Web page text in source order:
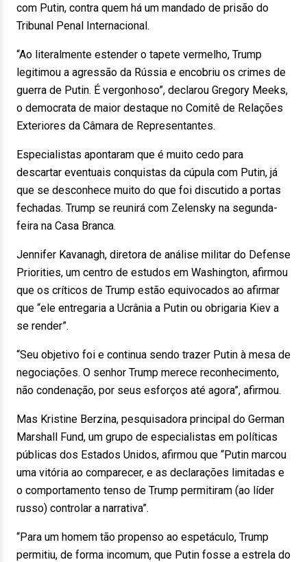
com Putin, contra quem há um mandado de prisão do
Tribunal Penal Internacional.
“Ao literalmente estender o tapete vermelho, Trump
legitimou a agressão da Rússia e encobriu os crimes de
guerra de Putin. É vergonhoso”, declarou Gregory Meeks,
o democrata de maior destaque no Comitê de Relações
Exteriores da Câmara de Representantes.
Especialistas apontaram que é muito cedo para
descartar eventuais conquistas da cúpula com Putin, já
que se desconhece muito do que foi discutido a portas
fechadas. Trump se reunirá com Zelensky na segunda-
feira na Casa Branca.
Jennifer Kavanagh, diretora de análise militar do Defense
Priorities, um centro de estudos em Washington, afirmou
que os críticos de Trump estão equivocados ao afirmar
que “ele entregaria a Ucrânia a Putin ou obrigaria Kiev a
se render”.
“Seu objetivo foi e continua sendo trazer Putin à mesa de
negociações. O senhor Trump merece reconhecimento,
não condenação, por seus esforços até agora”, afirmou.
Mas Kristine Berzina, pesquisadora principal do German
Marshall Fund, um grupo de especialistas em políticas
públicas dos Estados Unidos, afirmou que “Putin marcou
uma vitória ao comparecer, e as declarações limitadas e
o comportamento tenso de Trump permitiram (ao líder
russo) controlar a narrativa”.
“Para um homem tão propenso ao espetáculo, Trump
permitiu, de forma incomum, que Putin fosse a estrela do